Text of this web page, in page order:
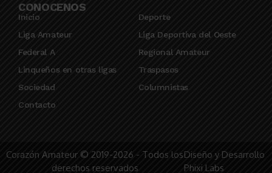
CONOCENOS
Inicio
Deporte
Liga Amateur
Liga Deportiva del Oeste
Federal A
Regional Amateur
Linqueños en otras ligas
Traspasos
Sociedad
Columnistas
Contacto
Corazón Amateur © 2019-2026 - Todos los
derechos reservados
Diseño y Desarrollo
Phixi Labs